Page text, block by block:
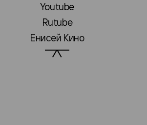
Youtube
Rutube
Енисей Кино